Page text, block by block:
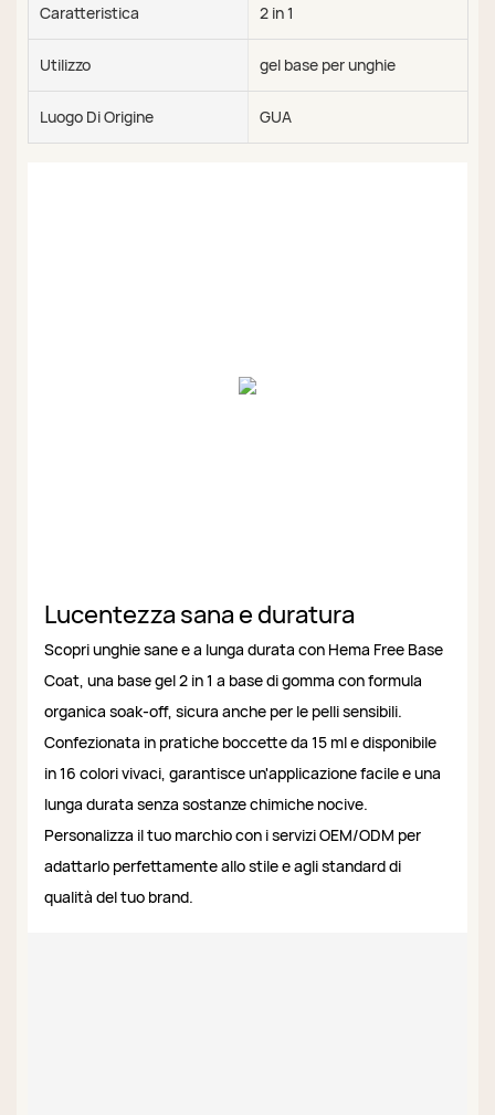
Caratteristica 2 in 1
Utilizzo gel base per unghie
Luogo Di Origine GUA
Lucentezza sana e duratura
Scopri unghie sane e a lunga durata con Hema Free Base
Coat, una base gel 2 in 1 a base di gomma con formula
organica soak-off, sicura anche per le pelli sensibili.
Confezionata in pratiche boccette da 15 ml e disponibile
in 16 colori vivaci, garantisce un'applicazione facile e una
lunga durata senza sostanze chimiche nocive.
Personalizza il tuo marchio con i servizi OEM/ODM per
adattarlo perfettamente allo stile e agli standard di
qualità del tuo brand.